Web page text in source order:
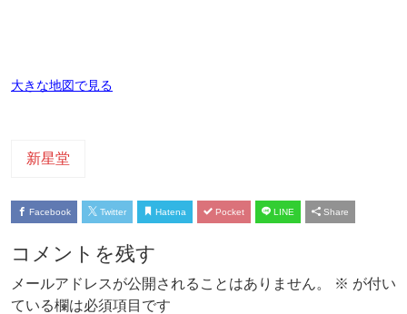
大きな地図で見る
新星堂
Facebook Twitter Hatena Pocket LINE Share
コメントを残す
メールアドレスが公開されることはありません。 ※ が付い
ている欄は必須項目です